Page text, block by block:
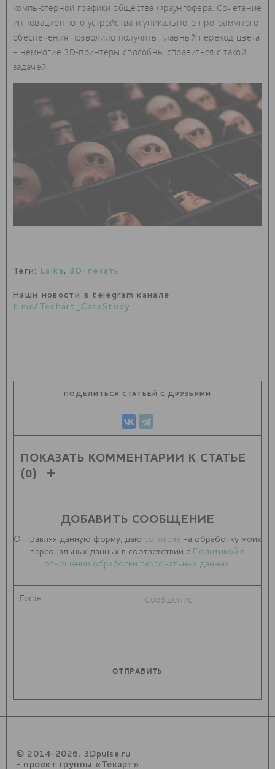
компьютерной графики общества Фраунгофера. Сочетание
инновационного устройства и уникального программного
обеспечения позволило получить плавный переход цвета
– немногие 3D-принтеры способны справиться с такой
задачей.
Теги: Laika , 3D-печать
Наши новости в telegram канале:
t.me/Techart_CaseStudy
ПОДЕЛИТЬСЯ СТАТЬЕЙ С ДРУЗЬЯМИ
ПОКАЗАТЬ КОММЕНТАРИИ К СТАТЬЕ
(0)
ДОБАВИТЬ СООБЩЕНИЕ
Отправляя данную форму, даю согласие на обработку моих
персональных данных в соответствии с
Политикой в
отношении обработки персональных данных.
© 2014-2026. 3Dpulse.ru
- проект группы «Текарт»